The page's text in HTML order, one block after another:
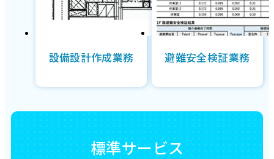
設備設計作成業務 避難安全検証業務
標準サービス